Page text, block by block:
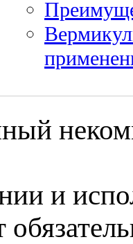
и